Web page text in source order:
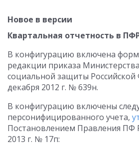
Новое в версии
Квартальная отчетность в
В конфигурацию включена
редакции приказа
социальной защиты
декабря 2012 г. № 639н.
В конфигурацию включены
персонифицированного учета,
Постановлением Правления ПФ
2013 г. № 17п: